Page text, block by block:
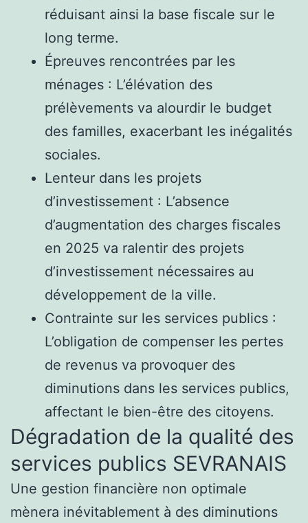
réduisant ainsi la base fiscale sur le
long terme.
Épreuves rencontrées par les
ménages : L’élévation des
prélèvements va alourdir le budget
des familles, exacerbant les inégalités
sociales.
Lenteur dans les projets
d’investissement : L’absence
d’augmentation des charges fiscales
en 2025 va ralentir des projets
d’investissement nécessaires au
développement de la ville.
Contrainte sur les services publics :
L’obligation de compenser les pertes
de revenus va provoquer des
diminutions dans les services publics,
affectant le bien-être des citoyens.
Dégradation de la qualité des
services publics SEVRANAIS
Une gestion financière non optimale
mènera inévitablement à des diminutions